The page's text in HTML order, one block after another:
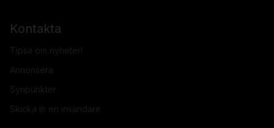
Kontakta
Tipsa om nyheter!
Annonsera
Synpunkter
Skicka in en insändare